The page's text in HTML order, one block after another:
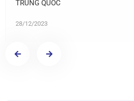
TRUNG QUỐC
28/12/2023